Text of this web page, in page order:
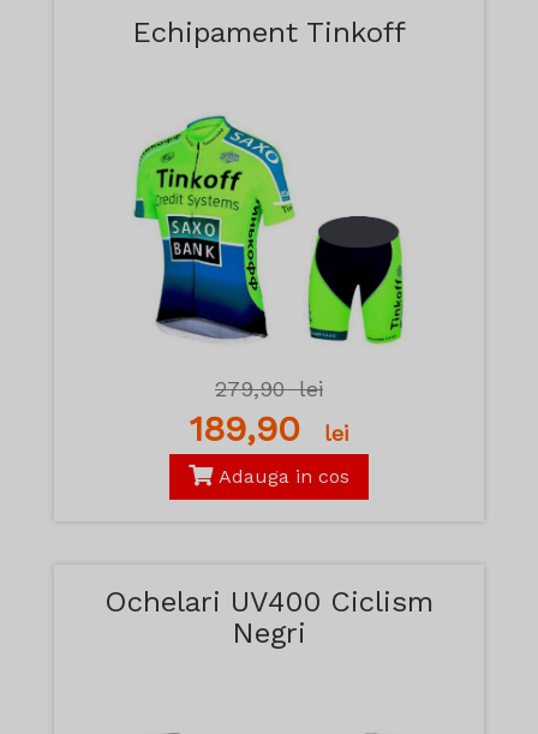
Echipament Tinkoff
279,90lei
189,90 lei
Adauga in cos
Ochelari UV400 Ciclism
Negri